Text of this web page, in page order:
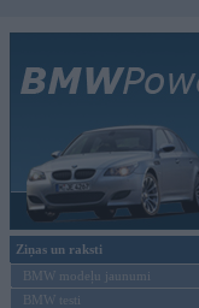
Ziņas un raksti
BMW modeļu jaunumi
BMW testi